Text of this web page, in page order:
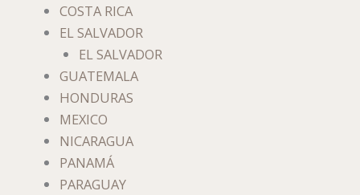
COSTA RICA
EL SALVADOR
EL SALVADOR
GUATEMALA
HONDURAS
MEXICO
NICARAGUA
PANAMÁ
PARAGUAY